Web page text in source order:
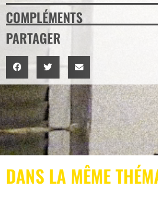
COMPLÉMENTS
PARTAGER
DANS LA MÊME